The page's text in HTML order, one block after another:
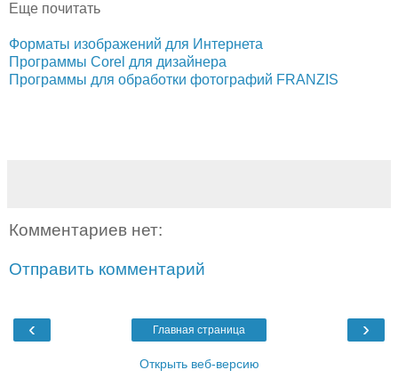
Еще почитать
Форматы изображений для Интернета
Программы Corel для дизайнера
Программы для обработки фотографий FRANZIS
Комментариев нет:
Отправить комментарий
‹ ›
Главная страница
Открыть веб-версию